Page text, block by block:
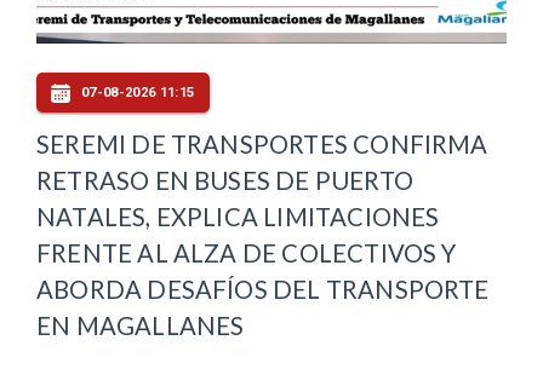
07-08-2026 11:15
SEREMI DE TRANSPORTES CONFIRMA
RETRASO EN BUSES DE PUERTO
NATALES, EXPLICA LIMITACIONES
FRENTE AL ALZA DE COLECTIVOS Y
ABORDA DESAFÍOS DEL TRANSPORTE
EN MAGALLANES